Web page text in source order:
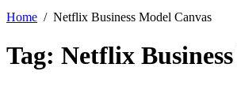
Home Netflix Business Model Canvas
Tag: Netflix